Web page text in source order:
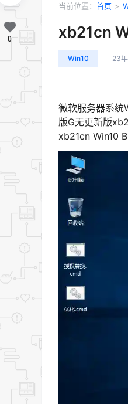
当前位置： 首页 >
xb21cn
Win10 23
微软服务器系
版G无更新版
xb21cn Win10
0